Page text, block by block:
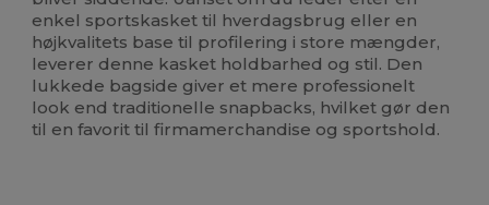
enkel sportskasket til hverdagsbrug eller en
højkvalitets base til profilering i store mængder,
leverer denne kasket holdbarhed og stil. Den
lukkede bagside giver et mere professionelt
look end traditionelle snapbacks, hvilket gør den
til en favorit til firmamerchandise og sportshold.